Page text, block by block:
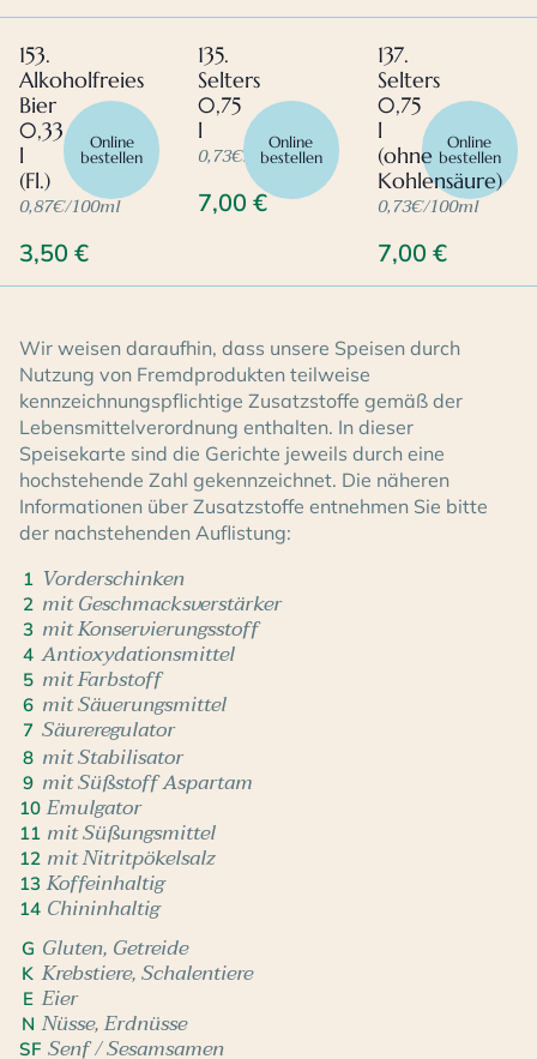
153.
Alkoholfreies
Bier
0,33
l
(Fl.)
3,50 €
0,87€/100ml
Online
bestellen
135.
Selters
0,75
l
7,00€
0,73€/100ml
Online
bestellen
137.
Selters
0,75
l
(ohne
Kohlensäure)
7,00 €
0,73€/100ml
Online
bestellen
Wir weisen daraufhin, dass unsere Speisen durch
Nutzung von Fremdprodukten teilweise
kennzeichnungspflichtige Zusatzstoffe gemäß der
Lebensmittelverordnung enthalten. In dieser
Speisekarte sind die Gerichte jeweils durch eine
hochstehende Zahl gekennzeichnet. Die näheren
Informationen über Zusatzstoffe entnehmen Sie bitte
der nachstehenden Auflistung:
1 Vorderschinken
2 mit Geschmacksverstärker
3 mit Konservierungsstoff
4 Antioxydationsmittel
5 mit Farbstoff
6 mit Säuerungsmittel
7 Säureregulator
8 mit Stabilisator
9 mit Süßstoff Aspartam
10 Emulgator
11 mit Süßungsmittel
12 mit Nitritpökelsalz
13 Koffeinhaltig
14 Chininhaltig
G Gluten, Getreide
K Krebstiere, Schalentiere
E Eier
N Nüsse, Erdnüsse
SF Senf / Sesamsamen